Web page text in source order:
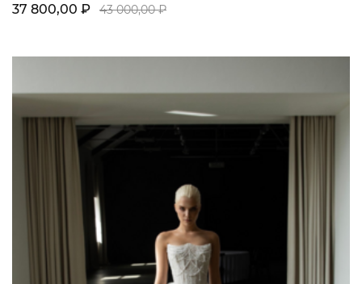
37 800,00 ₽ 43 000,00 ₽